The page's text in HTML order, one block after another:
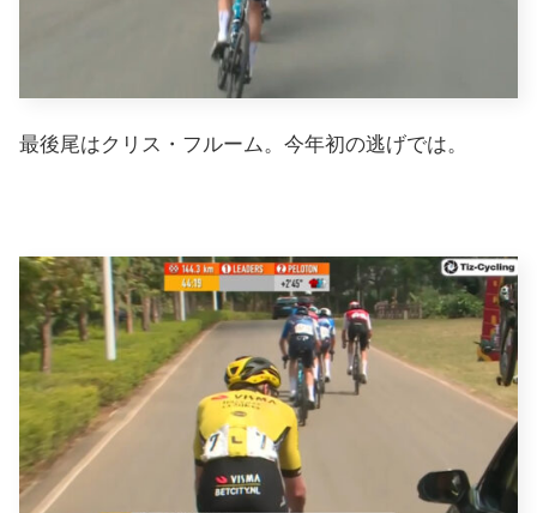
最後尾はクリス・フルーム。今年初の逃げでは。